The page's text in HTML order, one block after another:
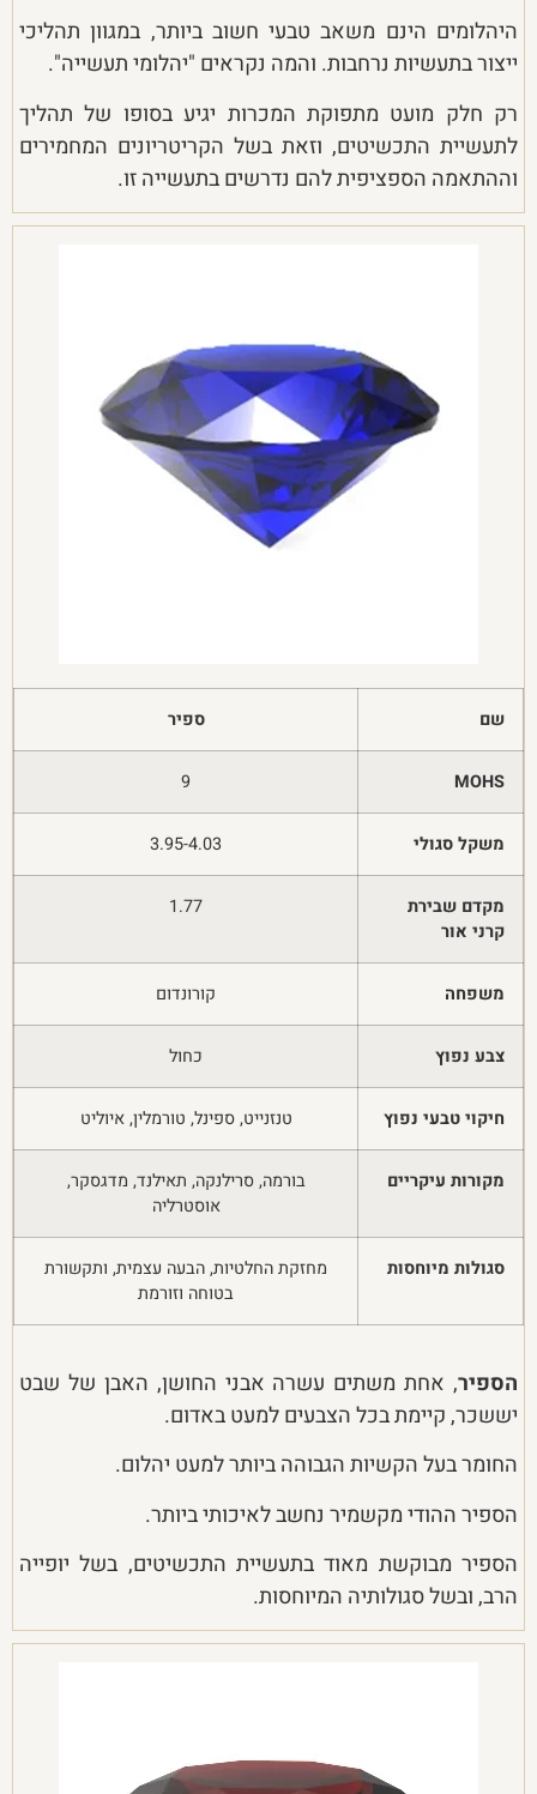
היהלומים הינם משאב טבעי חשוב ביותר, במגוון תהליכי
ייצור בתעשיות נרחבות. והמה נקראים "יהלומי תעשייה".
רק חלק מועט מתפוקת המכרות יגיע בסופו של תהליך
לתעשיית התכשיטים, וזאת בשל הקריטריונים המחמירים
וההתאמה הספציפית להם נדרשים בתעשייה זו.
שם ספיר
MOHS
9
משקל סגולי 3.95-4.03
מקדם שבירת
קרני אור
1.77
משפחה קורונדום
צבע נפוץ כחול
חיקוי טבעי נפוץ טנזנייט, ספינל, טורמלין, איוליט
מקורות עיקריים
בורמה, סרילנקה, תאילנד, מדגסקר,
אוסטרליה
סגולות מיוחסות
מחזקת החלטיות, הבעה עצמית, ותקשורת
בטוחה וזורמת
הספיר, אחת משתים עשרה אבני החושן, האבן של שבט
יששכר, קיימת בכל הצבעים למעט באדום.
החומר בעל הקשיות הגבוהה ביותר למעט יהלום.
הספיר ההודי מקשמיר נחשב לאיכותי ביותר.
הספיר מבוקשת מאוד בתעשיית התכשיטים, בשל יופייה
הרב, ובשל סגולותיה המיוחסות.